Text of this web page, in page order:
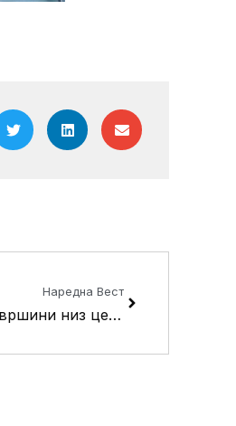
Наредна Вест
Косење на тревните површини низ цела општина Кисела Вода